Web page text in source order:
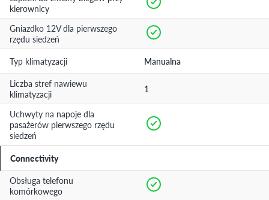
kierownicy
Gniazdko 12V dla pierwszego
rzędu siedzeń
Typ klimatyzacji
Manualna
Liczba stref nawiewu
klimatyzacji
1
Uchwyty na napoje dla
pasażerów pierwszego rzędu
siedzeń
Connectivity
Obsługa telefonu
komórkowego